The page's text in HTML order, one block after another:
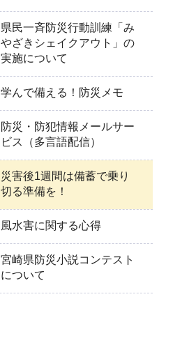
県民一斉防災行動訓練「み
やざきシェイクアウト」の
実施について
学んで備える！防災メモ
防災・防犯情報メールサー
ビス（多言語配信）
災害後1週間は備蓄で乗り
切る準備を！
風水害に関する心得
宮崎県防災小説コンテスト
について